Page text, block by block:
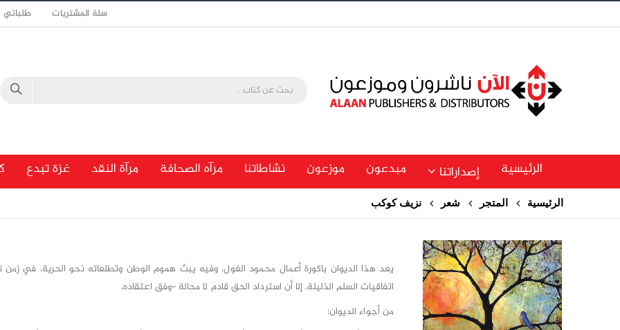
سلة المشتريات طلباتي
الرئيسية إصداراتنا مبدعون موزعون نشاطاتنا مرآه الصحافة مرآة النقد غزة تبدع
الرئيسية المتجر شعر نزيف كوكب
يعد هذا الديوان باكورة أعمال محمود الغول، وفيه يبث هموم الوطن وتطلعاته نحو الحرية، في
اتفاقيات السلم الذليلة، إلا أن استرداد الحق قادم لا محالة -وفق اعتقاده.
من أجواء الديوان: